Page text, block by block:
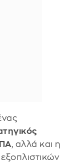
, αλλά και η